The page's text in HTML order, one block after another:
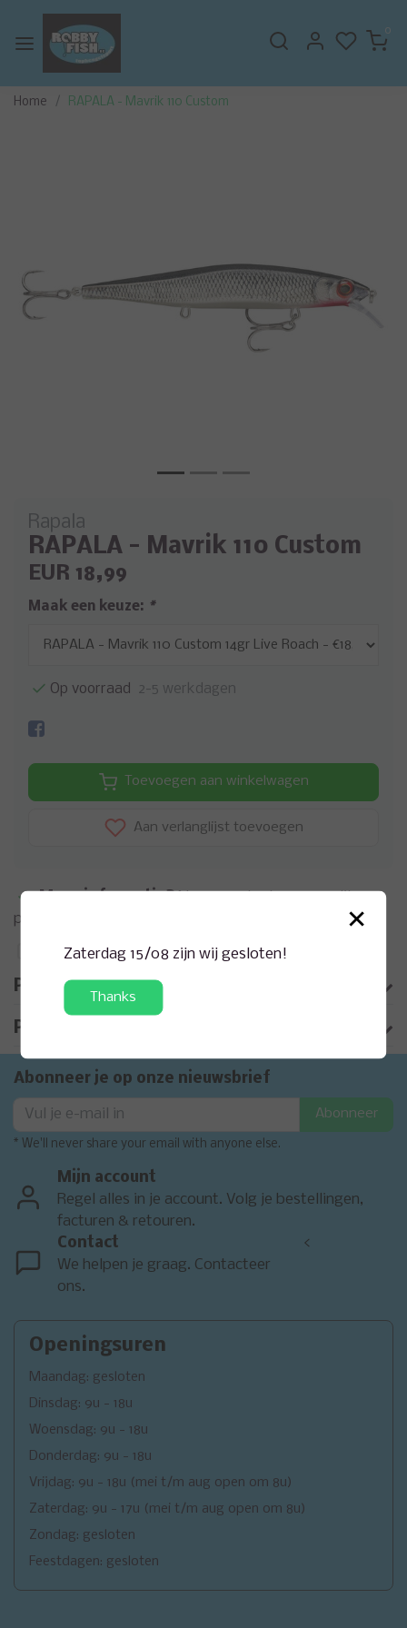
0
Home RAPALA - Mavrik 110 Custom
Vorige
Rapala
RAPALA - Mavrik 110 Custom
EUR 18,99
Maak een keuze: *
Op voorraad 2-5 werkdagen
Toevoegen aan winkelwagen
Aan verlanglijst toevoegen
Meer informatie?Neem contact op over dit
product
Toevoegen aan vergelijking
Productomschrijving
Product informatie
Abonneer je op onze nieuwsbrief
Abonneer
* We'll never share your email with anyone else.
Mijn account
Regel alles in je account. Volg je bestellingen,
facturen & retouren.
Contact
We helpen je graag. Contacteer
ons.
<
Openingsuren
Maandag: gesloten
Dinsdag: 9u - 18u
Woensdag: 9u - 18u
Donderdag: 9u - 18u
Vrijdag: 9u - 18u (mei t/m aug open om 8u)
Zaterdag: 9u - 17u (mei t/m aug open om 8u)
Zondag: gesloten
Feestdagen: gesloten
×
Zaterdag 15/08 zijn wij gesloten!
Thanks